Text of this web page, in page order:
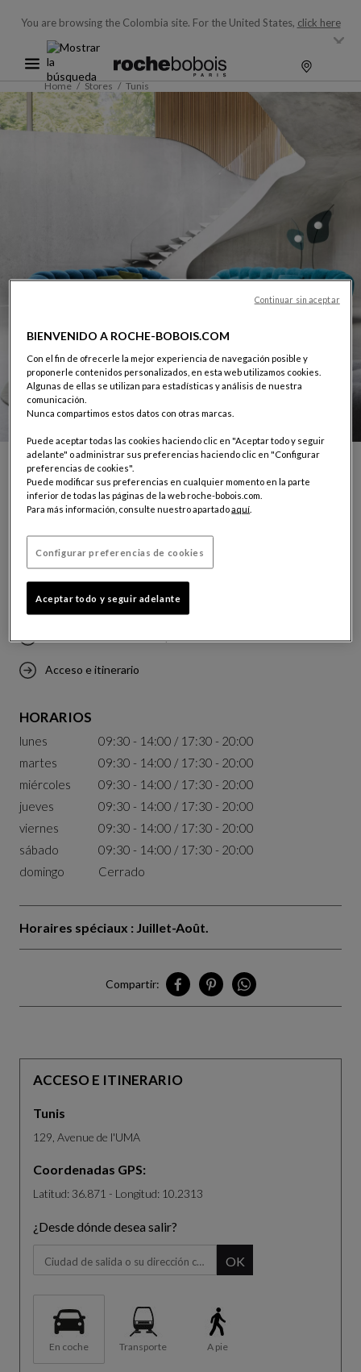
You are browsing the Colombia site. For the United States, click here
Home Stores Tunis
TUNIS
129, Avenue de l'UMA
Tel.: (+216) 70 948 420
Pedir cita en esta tienda
Acceso e itinerario
HORARIOS
lunes
09:30 - 14:00 / 17:30 - 20:00
martes
09:30 - 14:00 / 17:30 - 20:00
miércoles
09:30 - 14:00 / 17:30 - 20:00
jueves
09:30 - 14:00 / 17:30 - 20:00
viernes
09:30 - 14:00 / 17:30 - 20:00
sábado
09:30 - 14:00 / 17:30 - 20:00
domingo
Cerrado
Horaires spéciaux : Juillet-Août.
Compartir:
Compartir Tunis en Facebook
Compartir Tunis en Pinterest
Compartir Tunis en
ACCESO E ITINERARIO
Tunis
129, Avenue de l'UMA
Coordenadas GPS:
Latitud: 36.871 - Longitud: 10.2313
¿Desde dónde desea salir?
OK
En coche Transporte A pie
BIENVENIDO A ROCHE-BOBOIS.COM
Con el fin de ofrecerle la mejor experiencia de navegación posible y
proponerle contenidos personalizados, en esta web utilizamos cookies.
Algunas de ellas se utilizan para estadísticas y análisis de nuestra
comunicación.
Nunca compartimos estos datos con otras marcas.
Puede aceptar todas las cookies haciendo clic en "Aceptar todo y seguir
adelante" o administrar sus preferencias haciendo clic en "Configurar
preferencias de cookies".
Puede modificar sus preferencias en cualquier momento en la parte
inferior de todas las páginas de la web roche-bobois.com.
Para más información, consulte nuestro apartadoaquí
Configurar preferencias de cookies
Aceptar todo y seguir adelante
Continuar sin aceptar